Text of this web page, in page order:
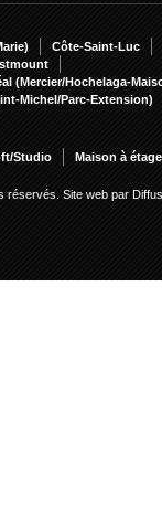
Côte-Saint-Luc
(Mercier/Hochelaga-
Michel/Parc-Extension)
Studio Maison à
réservés. Site web par